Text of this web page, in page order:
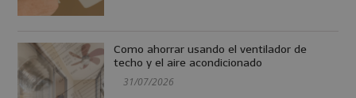
Como ahorrar usando el ventilador de
techo y el aire acondicionado
31/07/2026